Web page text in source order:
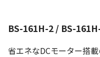
BS-161H-2 / BS-
省エネなDCモーター搭